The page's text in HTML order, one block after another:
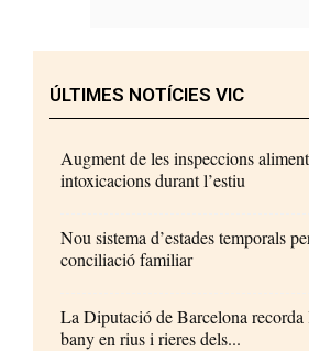
ÚLTIMES NOTÍCIES VIC
Augment de les inspeccions
intoxicacions durant l’estiu
Nou sistema d’estades temporals
conciliació familiar
La Diputació de Barcelona
bany en rius i rieres dels...